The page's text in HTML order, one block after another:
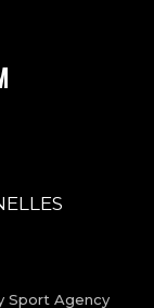
Sport Agency